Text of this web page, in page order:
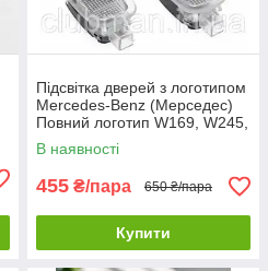
Підсвітка дверей з логотипом
Mercedes-Benz (Мерседес)
Повний логотип W169, W245,
W204, C216, C208, C207,
W221, C197
В наявності
455 ₴/пара 650 ₴/пара
Купити